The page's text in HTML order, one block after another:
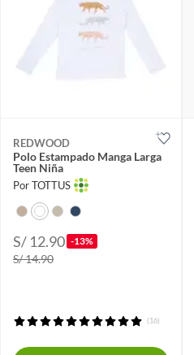
REDWOOD
Polo Estampado Manga Larga
Teen Niña
Por TOTTUS
S/ 12.90 -13%
S/ 14.90
(16)